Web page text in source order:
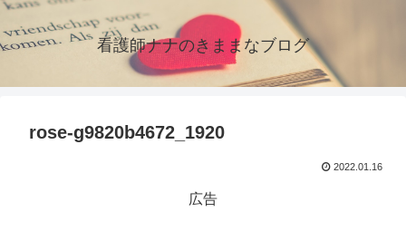
看護師ナナのきままなブログ
rose-g9820b4672_1920
2022.01.16
広告